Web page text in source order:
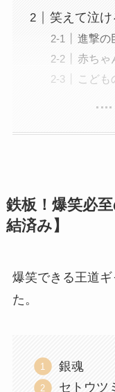
笑えて泣け
進撃の
赤ちゃ
こども
鉄板！爆笑必
結済み】
爆笑できる王道
た。
銀魂
セトウツ